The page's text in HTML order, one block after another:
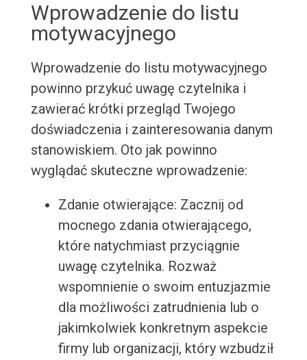
Wprowadzenie do listu
motywacyjnego
Wprowadzenie do listu motywacyjnego
powinno przykuć uwagę czytelnika i
zawierać krótki przegląd Twojego
doświadczenia i zainteresowania danym
stanowiskiem. Oto jak powinno
wyglądać skuteczne wprowadzenie:
Zdanie otwierające: Zacznij od
mocnego zdania otwierającego,
które natychmiast przyciągnie
uwagę czytelnika. Rozważ
wspomnienie o swoim entuzjazmie
dla możliwości zatrudnienia lub o
jakimkolwiek konkretnym aspekcie
firmy lub organizacji, który wzbudził